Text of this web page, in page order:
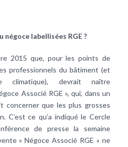
négoce labellisées RGE ?
2015 que, pour les points de
professionnels du bâtiment (et
climatique), devrait naître
Associé RGE », qui, dans un
concerner que les plus grosses
C’est ce qu’a indiqué le Cercle
de presse la semaine
« Négoce Associé RGE » ne